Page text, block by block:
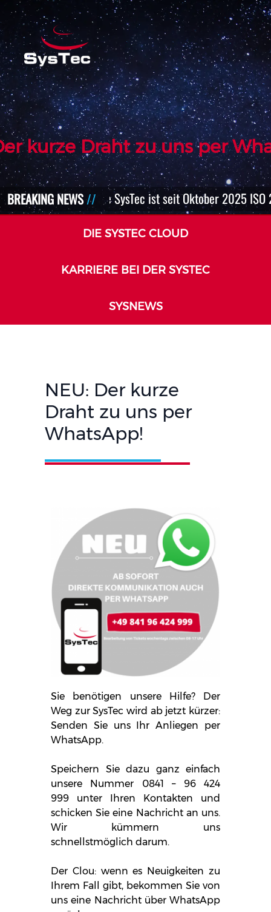
kurze Draht zu uns per
BREAKING NEWSDie SysTec ist seit Oktober 2025 ISO
DIE SYSTEC CLOUD
KARRIERE BEI DER SYSTEC
SYSNEWS
NEU: Der kurze
Draht zu uns per
WhatsApp!
Sie benötigen unsere Hilfe? Der
Weg zur SysTec wird ab jetzt kürzer:
Senden Sie uns Ihr Anliegen per
WhatsApp.
Speichern Sie dazu ganz einfach
unsere Nummer 0841 – 96 424
999 unter Ihren Kontakten und
schicken Sie eine Nachricht an uns.
Wir kümmern uns
schnellstmöglich darum.
Der Clou: wenn es Neuigkeiten zu
Ihrem Fall gibt, bekommen Sie von
uns eine Nachricht über WhatsApp